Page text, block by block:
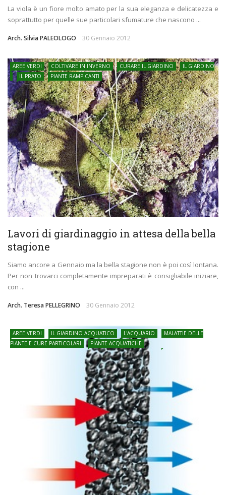
La viola è un fiore molto amato per la sua eleganza e delicatezza e
soprattutto per quelle sue particolari sfumature che nascono ...
Arch. Silvia PALEOLOGO 30 Gennaio 2012
AREE VERDI COLTIVARE IN INVERNO CURARE IL GIARDINO
IL GIARDINO
IL PRATO
PIANTE RAMPICANTI
Lavori di giardinaggio in attesa della bella
stagione
Siamo ancore a Gennaio ma la bella stagione non è poi così lontana.
Per non trovarci completamente impreparati è consigliabile iniziare,
con ...
Arch. Teresa PELLEGRINO 30 Gennaio 2012
AREE VERDI IL GIARDINO ACQUATICO L'ACQUARIO
MALATTIE DELLE
PIANTE E CURE PARTICOLARI
PIANTE ACQUATICHE